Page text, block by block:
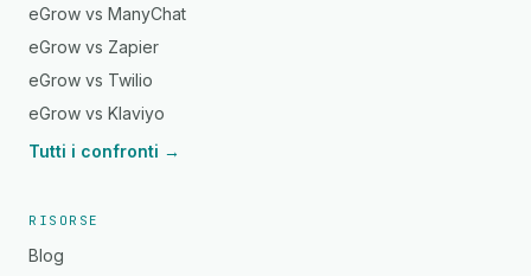
eGrow vs ManyChat
eGrow vs Zapier
eGrow vs Twilio
eGrow vs Klaviyo
Tutti i confronti →
RISORSE
Blog